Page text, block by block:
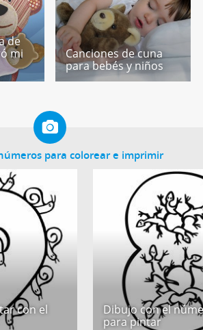
de
mi
Canciones de cuna
para bebés y niños
para colorear e imprimir
con el
Dibujo con el
para pintar